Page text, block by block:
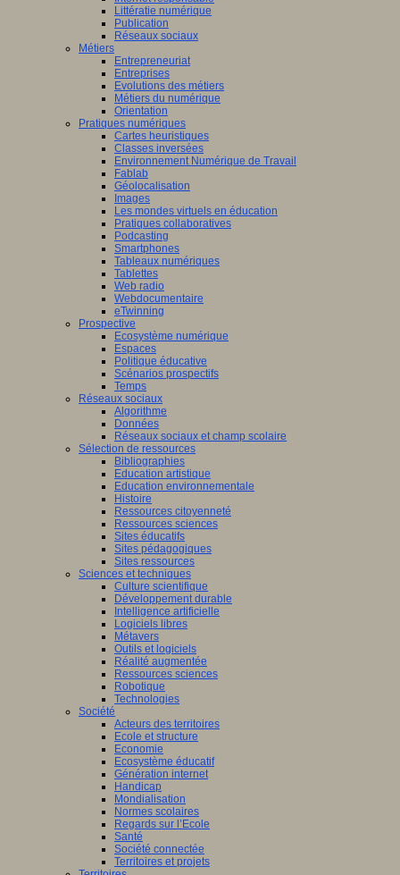
Littératie numérique
Publication
Réseaux sociaux
Métiers
Entrepreneuriat
Entreprises
Evolutions des métiers
Métiers du numérique
Orientation
Pratiques numériques
Cartes heuristiques
Classes inversées
Environnement Numérique de Travail
Fablab
Géolocalisation
Images
Les mondes virtuels en éducation
Pratiques collaboratives
Podcasting
Smartphones
Tableaux numériques
Tablettes
Web radio
Webdocumentaire
eTwinning
Prospective
Ecosystème numérique
Espaces
Politique éducative
Scénarios prospectifs
Temps
Réseaux sociaux
Algorithme
Données
Réseaux sociaux et champ scolaire
Sélection de ressources
Bibliographies
Education artistique
Education environnementale
Histoire
Ressources citoyenneté
Ressources sciences
Sites éducatifs
Sites pédagogiques
Sites ressources
Sciences et techniques
Culture scientifique
Développement durable
Intelligence artificielle
Logiciels libres
Métavers
Outils et logiciels
Réalité augmentée
Ressources sciences
Robotique
Technologies
Société
Acteurs des territoires
Ecole et structure
Economie
Ecosystème éducatif
Génération internet
Handicap
Mondialisation
Normes scolaires
Regards sur l’Ecole
Santé
Société connectée
Territoires et projets